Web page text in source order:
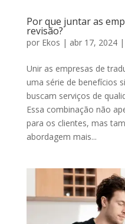
Por que juntar as
revisão?
por Ekos | abr 17, 2024|
Unir as empresas de
uma série de benefícios
buscam serviços de
Essa combinação não
para os clientes, mas
abordagem mais...